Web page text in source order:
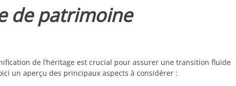
de patrimoine
de l’héritage est crucial pour assurer une transition fluide
un aperçu des principaux aspects à considérer :